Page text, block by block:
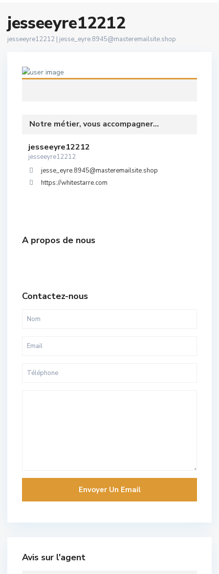
jesseeyre12212
jesseeyre12212 | jesse_eyre.8945@masteremailsite.shop
Notre métier, vous accompagner...
jesseeyre12212
jesseeyre12212
jesse_eyre.8945@masteremailsite.shop
https://whitestarre.com
A propos de nous
Contactez-nous
Avis sur l'agent